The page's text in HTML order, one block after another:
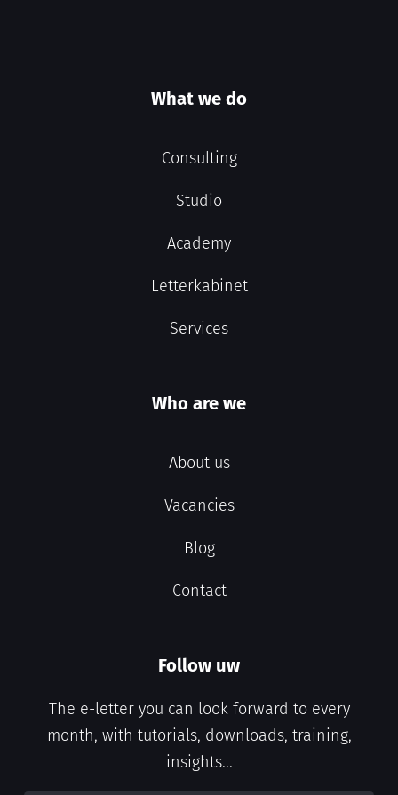
What we do
Consulting
Studio
Academy
Letterkabinet
Services
Who are we
About us
Vacancies
Blog
Contact
Follow uw
The e-letter you can look forward to every
month, with tutorials, downloads, training,
insights...